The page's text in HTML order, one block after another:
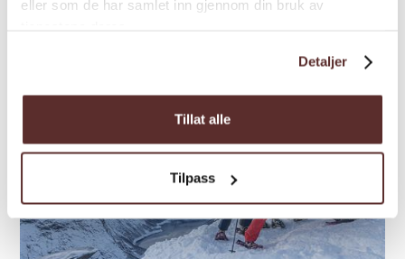
eller som de har samlet inn gjennom din bruk av
Detaljer
Tillat alle
Tilpass